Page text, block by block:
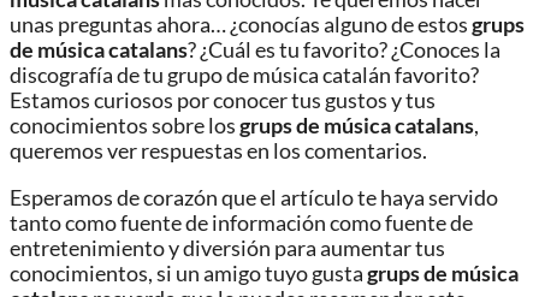
unas preguntas ahora… ¿conocías alguno de estosgrups
de música catalans? ¿Cuál es tu favorito? ¿Conoces la
discografía de tu grupo de música catalán favorito?
Estamos curiosos por conocer tus gustos y tus
conocimientos sobre losgrups de música catalans,
queremos ver respuestas en los comentarios.
Esperamos de corazón que el artículo te haya servido
tanto como fuente de información como fuente de
entretenimiento y diversión para aumentar tus
conocimientos, si un amigo tuyo gustagrups de música